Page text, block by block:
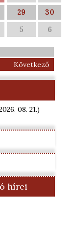
29
30
5 6
Következő
08. 21.)
hírei